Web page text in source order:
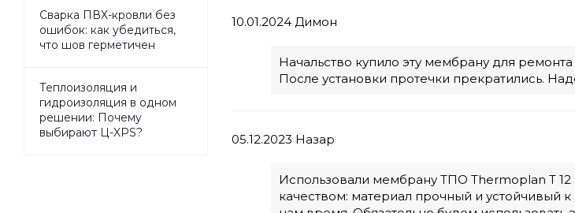
10.01.2024 Димон
Начальство купило эту мембрану для
После установки протечки прекратились.
05.12.2023 Назар
Использовали мембрану ТПО Thermoplan T
качеством: материал прочный и устойчивый
Сварка ПВХ-кровли без
ошибок: как убедиться,
что шов герметичен
Теплоизоляция и
гидроизоляция в одном
решении: Почему
выбирают Ц-XPS?